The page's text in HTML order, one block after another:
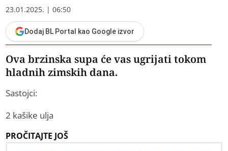
23.01.2025. | 06:50
Dodaj BL Portal kao Google izvor
Ova brzinska supa će vas ugrijati tokom
hladnih zimskih dana.
Sastojci:
2 kašike ulja
PROČITAJTE JOŠ